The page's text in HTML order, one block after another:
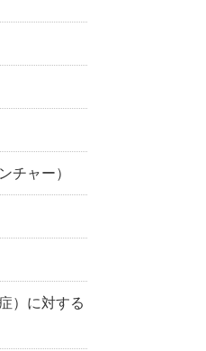
チャー）
）に対する